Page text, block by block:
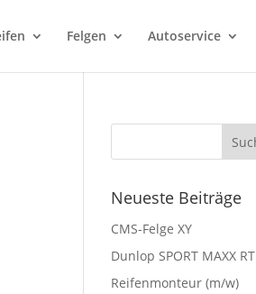
Felgen Autoservice
Neueste Beiträge
CMS-Felge XY
Dunlop SPORT MAXX RT
Reifenmonteur (m/w)